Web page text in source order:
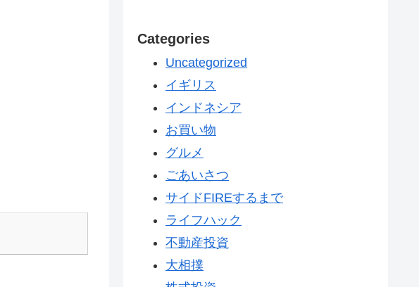
Categories
Uncategorized
イギリス
インドネシア
お買い物
グルメ
ごあいさつ
サイドFIREするまで
ライフハック
不動産投資
大相撲